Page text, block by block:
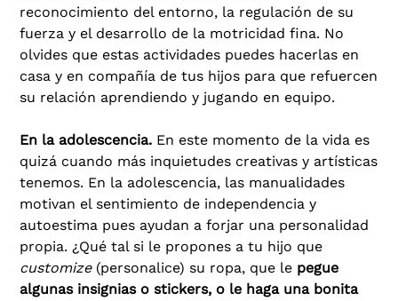
reconocimiento del entorno, la regulación de su
fuerza y el desarrollo de la motricidad fina. No
olvides que estas actividades puedes hacerlas en
casa y en compañía de tus hijos para que refuercen
su relación aprendiendo y jugando en equipo.
En la adolescencia. En este momento de la vida es
quizá cuando más inquietudes creativas y artísticas
tenemos. En la adolescencia, las manualidades
motivan el sentimiento de independencia y
autoestima pues ayudan a forjar una personalidad
propia. ¿Qué tal si le propones a tu hijo que
customize(personalice) su ropa, que le pegue
algunas insignias o stickers, o le haga una bonita